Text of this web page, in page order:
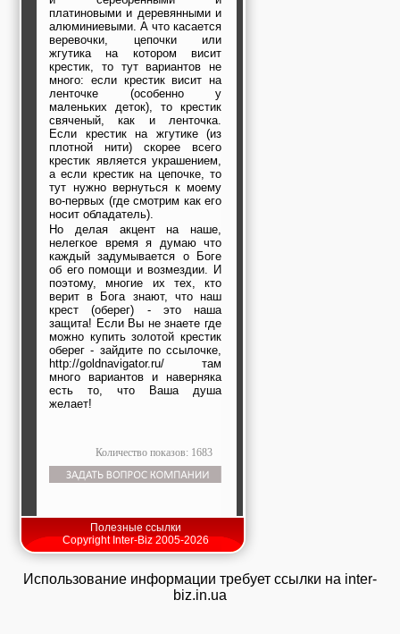
платиновыми и деревянными и
алюминиевыми. А что касается
веревочки, цепочки или
жгутика на котором висит
крестик, то тут вариантов не
много: если крестик висит на
ленточке (особенно у
маленьких деток), то крестик
свяченый, как и ленточка.
Если крестик на жгутике (из
плотной нити) скорее всего
крестик является украшением,
а если крестик на цепочке, то
тут нужно вернуться к моему
во-первых (где смотрим как его
носит обладатель).
Но делая акцент на наше,
нелегкое время я думаю что
каждый задумывается о Боге
об его помощи и возмездии. И
поэтому, многие их тех, кто
верит в Бога знают, что наш
крест (оберег) - это наша
защита! Если Вы не знаете где
можно купить золотой крестик
оберег - зайдите по ссылочке,
http://goldnavigator.ru/ там
много вариантов и наверняка
есть то, что Ваша душа
желает!
Количество показов: 1683
Полезные ссылки
Copyright Inter-Biz 2005-2026
Использование информации требует ссылки на inter-
biz.in.ua